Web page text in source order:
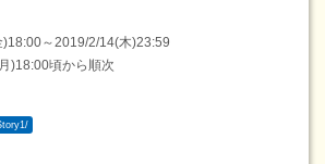
～2019/2/14(木)23:59
)18:00頃から順次